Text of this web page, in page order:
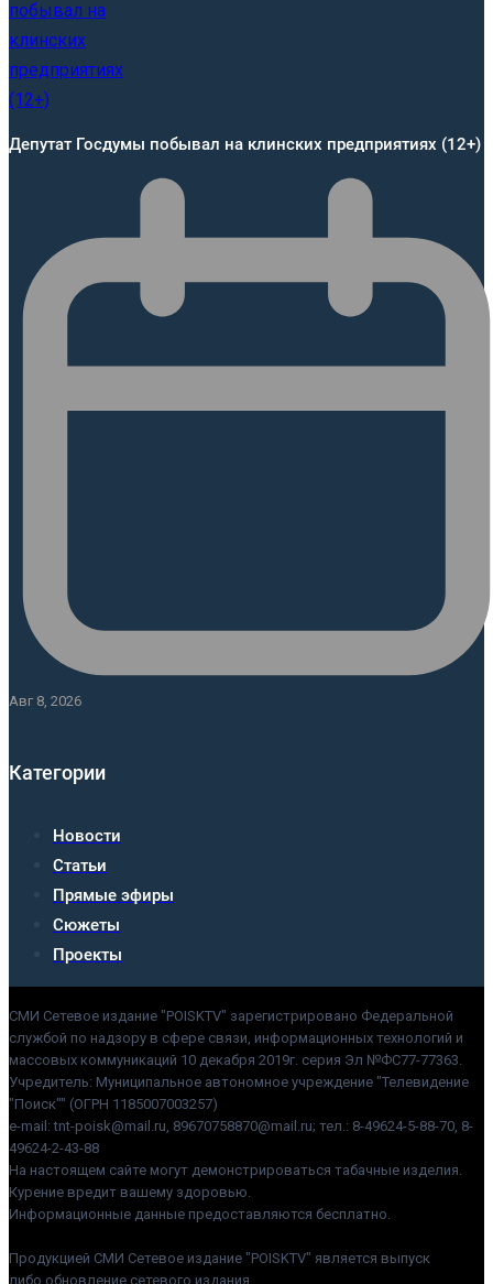
Депутат Госдумы побывал на клинских предприятиях (12+)
Авг 8, 2026
Категории
Новости
Статьи
Прямые эфиры
Сюжеты
Проекты
СМИ Сетевое издание "POISKTV" зарегистрировано Федеральной
службой по надзору в сфере связи, информационных технологий и
массовых коммуникаций 10 декабря 2019г. серия Эл №ФС77-77363.
Учредитель: Муниципальное автономное учреждение "Телевидение
"Поиск"" (ОГРН 1185007003257)
e-mail: tnt-poisk@mail.ru, 89670758870@mail.ru; тел.: 8-49624-5-88-70, 8-
49624-2-43-88
На настоящем сайте могут демонстрироваться табачные изделия.
Курение вредит вашему здоровью.
Информационные данные предоставляются бесплатно.
Продукцией СМИ Сетевое издание "POISKTV" является выпуск
либо обновление сетевого издания.